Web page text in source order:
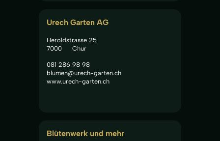
Urech Garten AG
Heroldstrasse 25
7000
Chur
081 286 98 98
blumen@urech-garten.ch
www.urech-garten.ch
Blütenwerk und mehr